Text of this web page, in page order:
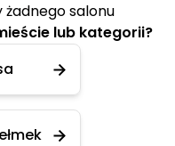
żadnego salonu
lub kategorii?